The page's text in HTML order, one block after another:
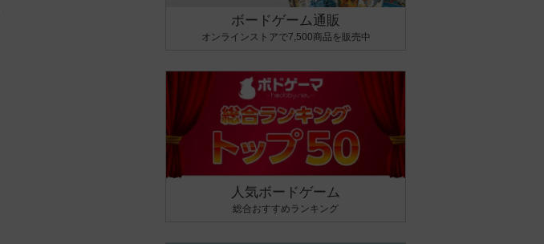
ボードゲーム通販
オンラインストアで7,500商品を販売中
人気ボードゲーム
総合おすすめランキング